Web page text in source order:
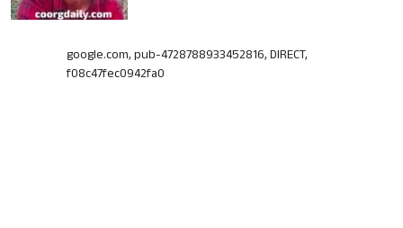
google.com, pub-4728788933452816, DIRECT,
f08c47fec0942fa0